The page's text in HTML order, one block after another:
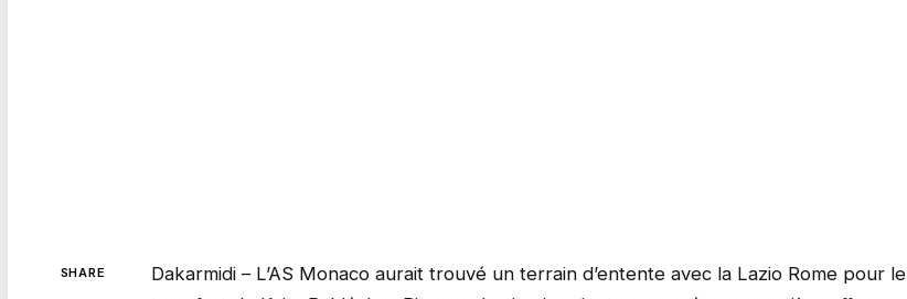
SHARE
Dakarmidi – L’AS Monaco aurait trouvé un terrain d’entente avec la Lazio Rome pour le